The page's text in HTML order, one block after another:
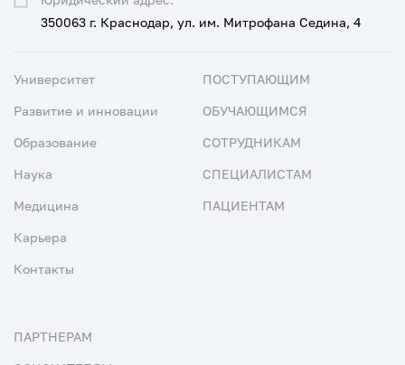
350063 г. Краснодар, ул. им. Митрофана Седина, 4
Университет
Развитие и инновации
Образование
Наука
Медицина
Карьера
Контакты
ПОСТУПАЮЩИМ
ОБУЧАЮЩИМСЯ
СОТРУДНИКАМ
СПЕЦИАЛИСТАМ
ПАЦИЕНТАМ
ПАРТНЕРАМ